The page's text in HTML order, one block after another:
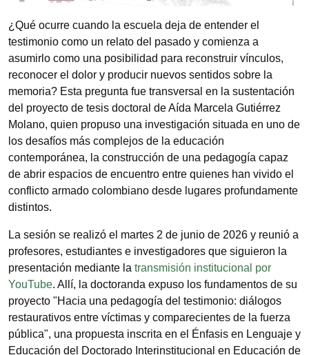
¿Qué ocurre cuando la escuela deja de entender el
testimonio como un relato del pasado y comienza a
asumirlo como una posibilidad para reconstruir vínculos,
reconocer el dolor y producir nuevos sentidos sobre la
memoria? Esta pregunta fue transversal en la sustentación
del proyecto de tesis doctoral de Aída Marcela Gutiérrez
Molano, quien propuso una investigación situada en uno de
los desafíos más complejos de la educación
contemporánea, la construcción de una pedagogía capaz
de abrir espacios de encuentro entre quienes han vivido el
conflicto armado colombiano desde lugares profundamente
distintos.
La sesión se realizó el martes 2 de junio de 2026 y reunió a
profesores, estudiantes e investigadores que siguieron la
presentación mediante la transmisión institucional por
YouTube. Allí, la doctoranda expuso los fundamentos de su
proyecto "Hacia una pedagogía del testimonio: diálogos
restaurativos entre víctimas y comparecientes de la fuerza
pública", una propuesta inscrita en el Énfasis en Lenguaje y
Educación del Doctorado Interinstitucional en Educación de